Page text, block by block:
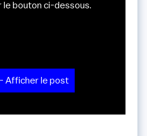
le bouton ci-dessous.
Afficher le post